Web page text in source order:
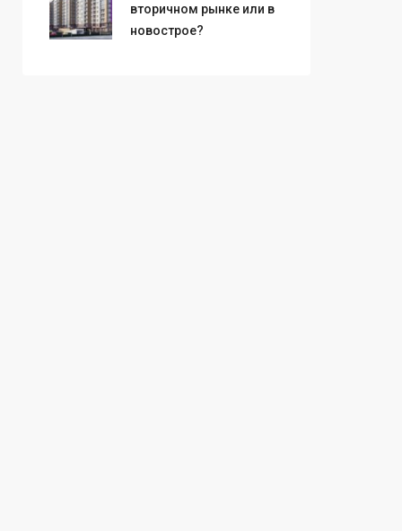
вторичном рынке или в
новострое?